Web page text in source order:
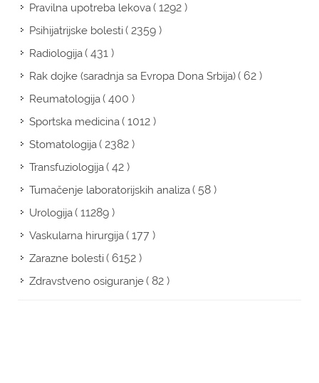
Pravilna upotreba lekova( 1292 )
Psihijatrijske bolesti( 2359 )
Radiologija( 431 )
Rak dojke (saradnja sa Evropa Dona Srbija)( 62 )
Reumatologija( 400 )
Sportska medicina( 1012 )
Stomatologija( 2382 )
Transfuziologija( 42 )
Tumačenje laboratorijskih analiza( 58 )
Urologija( 11289 )
Vaskularna hirurgija( 177 )
Zarazne bolesti( 6152 )
Zdravstveno osiguranje( 82 )